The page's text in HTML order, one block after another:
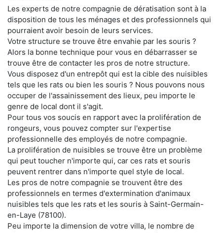
Les experts de notre compagnie de dératisation sont à la
disposition de tous les ménages et des professionnels qui
pourraient avoir besoin de leurs services.
Votre structure se trouve être envahie par les souris ?
Alors la bonne technique pour vous en débarrasser se
trouve être de contacter les pros de notre structure.
Vous disposez d'un entrepôt qui est la cible des nuisibles
tels que les rats ou bien les souris ? Nous pouvons nous
occuper de l'assainissement des lieux, peu importe le
genre de local dont il s'agit.
Pour tous vos soucis en rapport avec la prolifération de
rongeurs, vous pouvez compter sur l'expertise
professionnelle des employés de notre compagnie.
La prolifération de nuisibles se trouve être un problème
qui peut toucher n'importe qui, car ces rats et souris
peuvent rentrer dans n'importe quel style de local.
Les pros de notre compagnie se trouvent être des
professionnels en termes d'extermination d'animaux
nuisibles tels que les rats et les souris à Saint-Germain-
en-Laye (78100).
Peu importe la dimension de votre villa, le nombre de